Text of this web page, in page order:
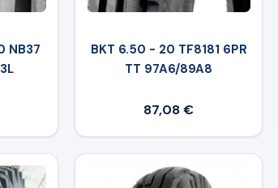
NB37
BKT 6.50 - 20 TF8181 6PR
TT 97A6/89A8
87,08 €